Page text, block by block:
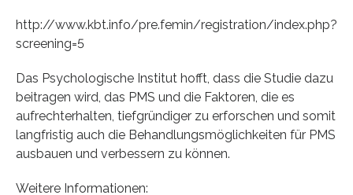
http://www.kbt.info/pre.femin/registration/index.php?
screening=5
Das Psychologische Institut hofft, dass die Studie dazu
beitragen wird, das PMS und die Faktoren, die es
aufrechterhalten, tiefgründiger zu erforschen und somit
langfristig auch die Behandlungsmöglichkeiten für PMS
ausbauen und verbessern zu können.
Weitere Informationen: